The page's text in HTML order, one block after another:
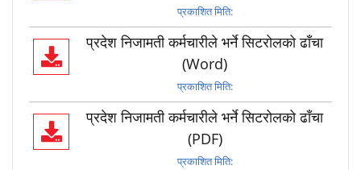
प्रकाशित मिति:
प्रदेश निजामती कर्मचारीले भर्ने सिटरोलको ढाँचा
(Word)
प्रकाशित मिति:
प्रदेश निजामती कर्मचारीले भर्ने सिटरोलको ढाँचा
(PDF)
प्रकाशित मिति: